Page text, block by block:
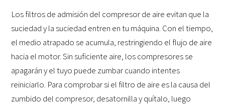
Los filtros de admisión del compresor de aire evitan que la
suciedad y la suciedad entren en tu máquina. Con el tiempo,
el medio atrapado se acumula, restringiendo el flujo de aire
hacia el motor. Sin suficiente aire, los compresores se
apagarán y el tuyo puede zumbar cuando intentes
reiniciarlo. Para comprobar si el filtro de aire es la causa del
zumbido del compresor, desatornilla y quítalo, luego